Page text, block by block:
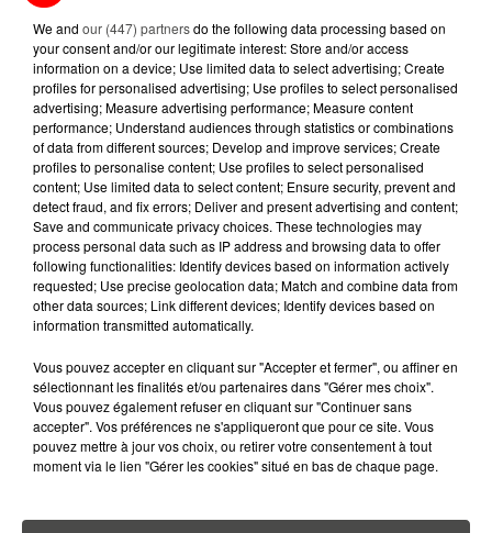
FABIEN LÉVÊQUE, JOURNALISTE À FRANCE
TÉLÉVISIONS ET PORTEUR DE LA...
Ma Région Olympique
We and our (447) partnersdo the following data processing based on
your consent and/or our legitimate interest: Store and/or access
information on a device; Use limited data to select advertising; Create
profiles for personalised advertising; Use profiles to select personalised
advertising; Measure advertising performance; Measure content
performance; Understand audiences through statistics or combinations
of data from different sources; Develop and improve services; Create
profiles to personalise content; Use profiles to select personalised
content; Use limited data to select content; Ensure security, prevent and
detect fraud, and fix errors; Deliver and present advertising and content;
Save and communicate privacy choices. These technologies may
process personal data such as IP address and browsing data to offer
following functionalities: Identify devices based on information actively
requested; Use precise geolocation data; Match and combine data from
other data sources; Link different devices; Identify devices based on
information transmitted automatically.
Vous pouvez accepter en cliquant sur "Accepter et fermer", ou affiner en
sélectionnant les finalités et/ou partenaires dans "Gérer mes choix".
Vous pouvez également refuser en cliquant sur "Continuer sans
accepter". Vos préférences ne s'appliqueront que pour ce site. Vous
pouvez mettre à jour vos choix, ou retirer votre consentement à tout
moment via le lien "Gérer les cookies" situé en bas de chaque page.